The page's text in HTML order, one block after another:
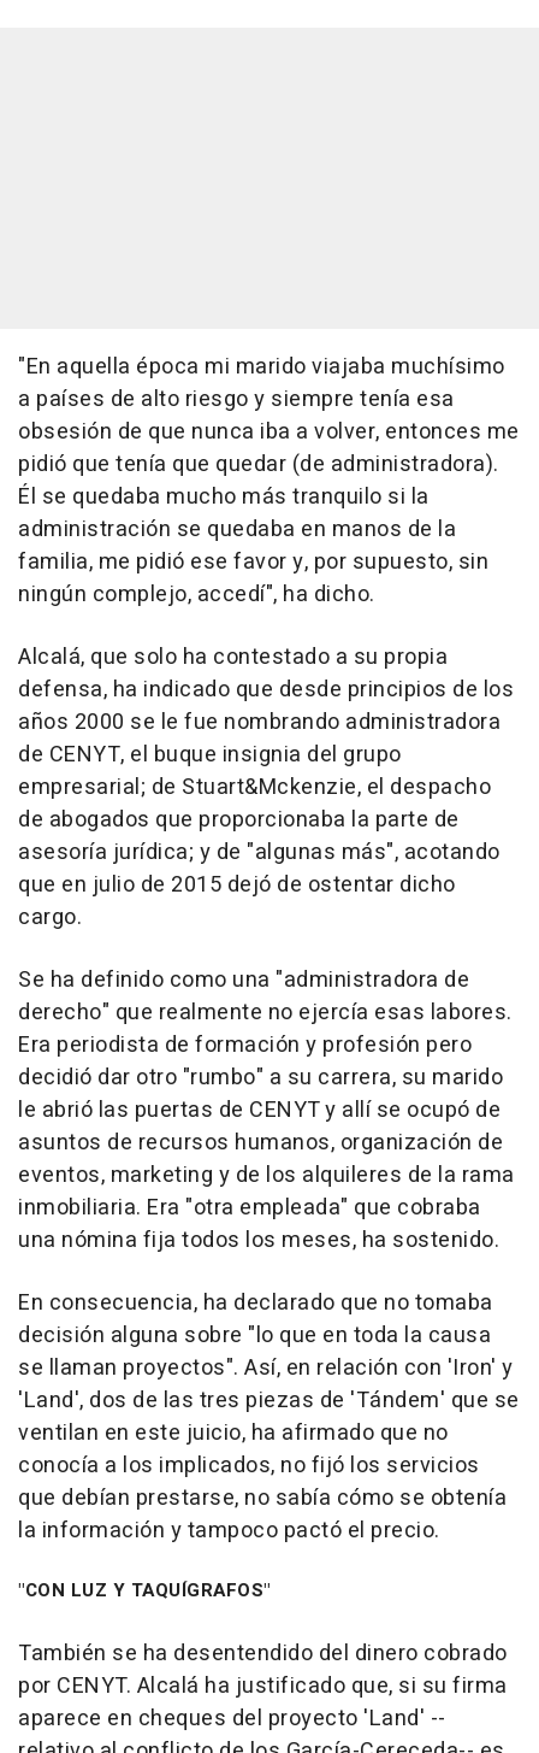
"En aquella época mi marido viajaba muchísimo
a países de alto riesgo y siempre tenía esa
obsesión de que nunca iba a volver, entonces me
pidió que tenía que quedar (de administradora).
Él se quedaba mucho más tranquilo si la
administración se quedaba en manos de la
familia, me pidió ese favor y, por supuesto, sin
ningún complejo, accedí", ha dicho.
Alcalá, que solo ha contestado a su propia
defensa, ha indicado que desde principios de los
años 2000 se le fue nombrando administradora
de CENYT, el buque insignia del grupo
empresarial; de Stuart&Mckenzie, el despacho
de abogados que proporcionaba la parte de
asesoría jurídica; y de "algunas más", acotando
que en julio de 2015 dejó de ostentar dicho
cargo.
Se ha definido como una "administradora de
derecho" que realmente no ejercía esas labores.
Era periodista de formación y profesión pero
decidió dar otro "rumbo" a su carrera, su marido
le abrió las puertas de CENYT y allí se ocupó de
asuntos de recursos humanos, organización de
eventos, marketing y de los alquileres de la rama
inmobiliaria. Era "otra empleada" que cobraba
una nómina fija todos los meses, ha sostenido.
En consecuencia, ha declarado que no tomaba
decisión alguna sobre "lo que en toda la causa
se llaman proyectos". Así, en relación con 'Iron' y
'Land', dos de las tres piezas de 'Tándem' que se
ventilan en este juicio, ha afirmado que no
conocía a los implicados, no fijó los servicios
que debían prestarse, no sabía cómo se obtenía
la información y tampoco pactó el precio.
"CON LUZ Y TAQUÍGRAFOS"
También se ha desentendido del dinero cobrado
por CENYT. Alcalá ha justificado que, si su firma
aparece en cheques del proyecto 'Land' --